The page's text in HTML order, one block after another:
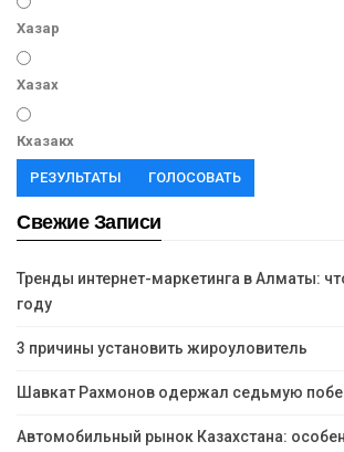
Хазар
Хазах
Кхазакх
РЕЗУЛЬТАТЫ ГОЛОСОВАТЬ
Свежие Записи
Тренды интернет-маркетинга в Алматы:
году
3 причины установить жироуловитель
Шавкат Рахмонов одержал седьмую
Автомобильный рынок Казахстана: